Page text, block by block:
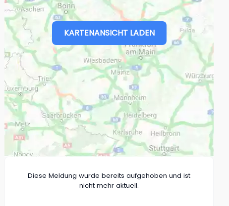
KARTENANSICHT LADEN
Diese Meldung wurde bereits aufgehoben und ist
nicht mehr aktuell.